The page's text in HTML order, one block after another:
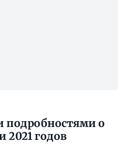
подробностями о
2021 годов